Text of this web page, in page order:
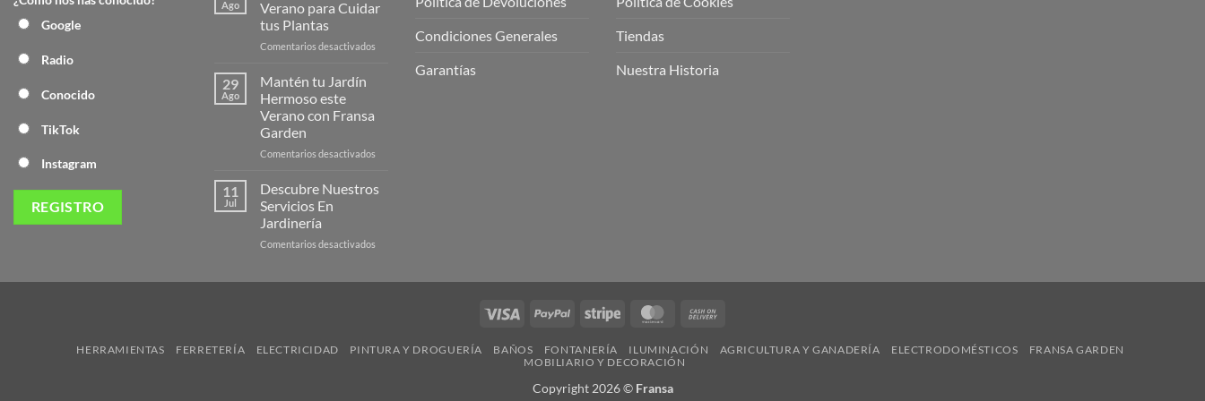
Google
Radio
Conocido
TikTok
Instagram
Página
Ago
Verano para Cuidar
tus Plantas
Comentarios desactivados
29
Ago
Mantén tu Jardín
Hermoso este
Verano con Fransa
Garden
Comentarios desactivados
Jardín
11
Jul
Descubre Nuestros
Servicios En
Jardinería
Comentarios desactivados
Condiciones Generales
Garantías
Tiendas
Nuestra Historia
Visa PayPal Stripe MasterCard
Delivery
HERRAMIENTAS FERRETERÍA ELECTRICIDAD PINTURA Y DROGUERÍA BAÑOS FONTANERÍA ILUMINACIÓN AGRICULTURA Y GANADERÍA ELECTRODOMÉSTICOS
FRANSA GARDEN
MOBILIARIO Y DECORACIÓN
Copyright 2026 © Fransa